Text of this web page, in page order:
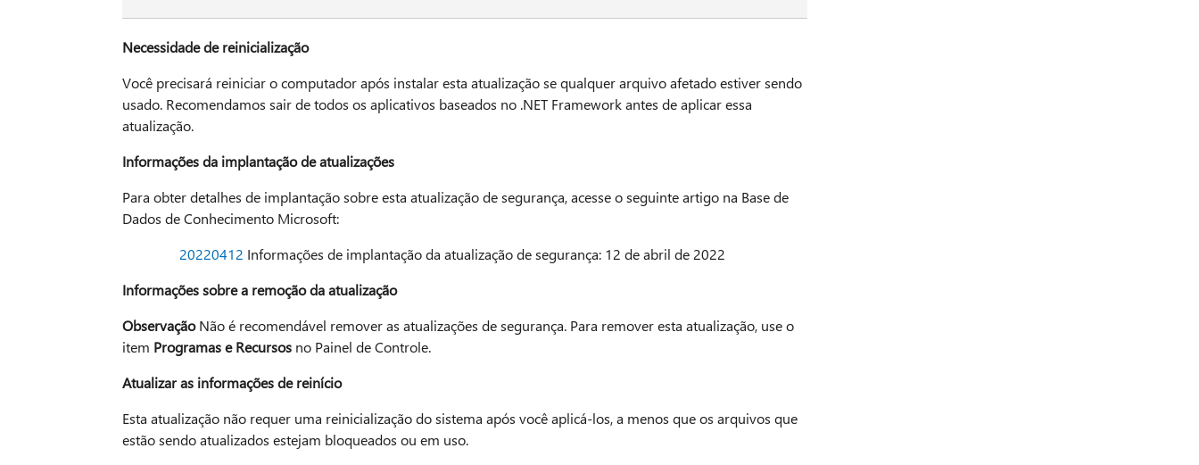
Necessidade de reinicialização
Você precisará reiniciar o computador após instalar esta atualização se qualquer arquivo afetado estiver sendo
usado. Recomendamos sair de todos os aplicativos baseados no .NET Framework antes de aplicar essa
atualização.
Informações da implantação de atualizações
Para obter detalhes de implantação sobre esta atualização de segurança, acesse o seguinte artigo na Base de
Dados de Conhecimento Microsoft:
20220412 Informações de implantação da atualização de segurança: 12 de abril de 2022
Informações sobre a remoção da atualização
ObservaçãoNão é recomendável remover as atualizações de segurança. Para remover esta atualização, use o
item Programas e Recursosno Painel de Controle.
Atualizar as informações de reinício
Esta atualização não requer uma reinicialização do sistema após você aplicá-los, a menos que os arquivos que
estão sendo atualizados estejam bloqueados ou em uso.